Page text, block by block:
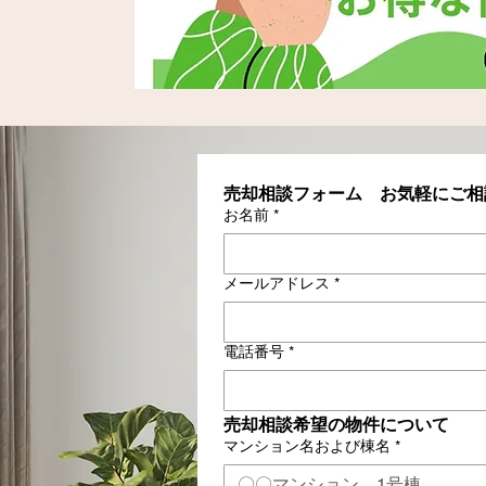
売却相談フォーム　お気軽にご
お名前 *
メールアドレス *
電話番号 *
売却相談希望の物件について
マンション名および棟名 *